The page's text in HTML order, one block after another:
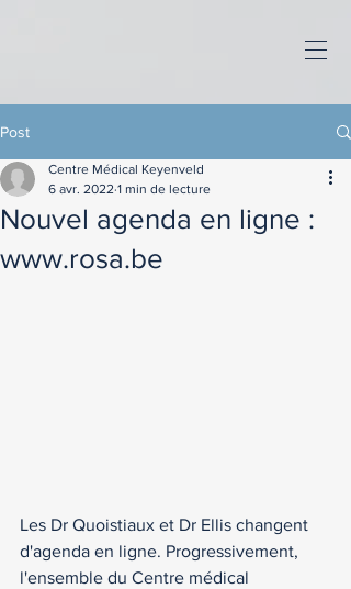
Post
Nouvel agenda en ligne :
www.rosa.be
Centre Médical Keyenveld
6 avr. 2022 1 min de lecture
Les Dr Quoistiaux et Dr Ellis changent
d'agenda en ligne. Progressivement,
l'ensemble du Centre médical